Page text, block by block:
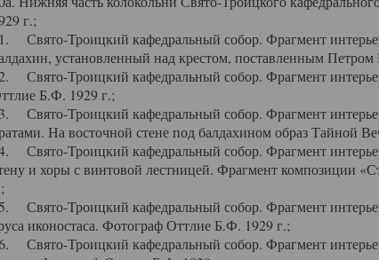
г.;
Свято-Троицкий кафедральный собор. Фрагмент
установленный над крестом, поставленным
Свято-Троицкий кафедральный собор. Фрагмент
Б.Ф. 1929 г.;
Свято-Троицкий кафедральный собор. Фрагмент
На восточной стене под балдахином образ Тайной
Свято-Троицкий кафедральный собор. Фрагмент
и хоры с винтовой лестницей. Фрагмент композиции
Свято-Троицкий кафедральный собор. Фрагмент
иконостаса. Фотограф Оттлие Б.Ф. 1929 г.;
Свято-Троицкий кафедральный собор. Фрагмент